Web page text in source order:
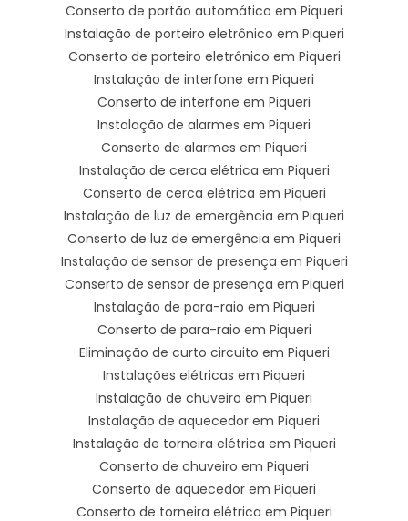
Conserto de portão automático em Piqueri
Instalação de porteiro eletrônico em Piqueri
Conserto de porteiro eletrônico em Piqueri
Instalação de interfone em Piqueri
Conserto de interfone em Piqueri
Instalação de alarmes em Piqueri
Conserto de alarmes em Piqueri
Instalação de cerca elétrica em Piqueri
Conserto de cerca elétrica em Piqueri
Instalação de luz de emergência em Piqueri
Conserto de luz de emergência em Piqueri
Instalação de sensor de presença em Piqueri
Conserto de sensor de presença em Piqueri
Instalação de para-raio em Piqueri
Conserto de para-raio em Piqueri
Eliminação de curto circuito em Piqueri
Instalações elétricas em Piqueri
Instalação de chuveiro em Piqueri
Instalação de aquecedor em Piqueri
Instalação de torneira elétrica em Piqueri
Conserto de chuveiro em Piqueri
Conserto de aquecedor em Piqueri
Conserto de torneira elétrica em Piqueri